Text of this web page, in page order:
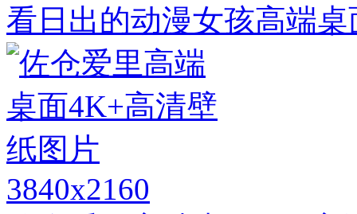
看日出的动漫女孩高端
3840x2160